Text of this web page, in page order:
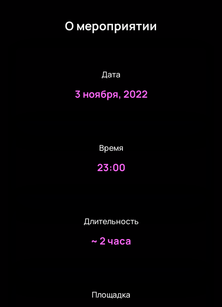
О мероприятии
Дата
3 ноября, 2022
Время
23:00
Длительность
~ 2 часа
Площадка